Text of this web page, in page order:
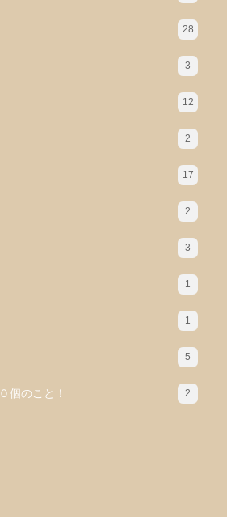
28
3
12
2
17
2
3
1
1
5
個のこと！ 2